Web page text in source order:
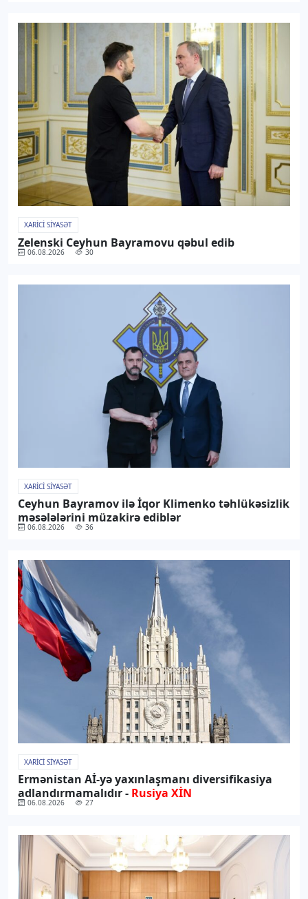
XARICI SIYASƏT
Zelenski Ceyhun Bayramovu qəbul edib
06.08.2026 30
XARICI SIYASƏT
Ceyhun Bayramov ilə İqor Klimenko təhlükəsizlik
məsələlərini müzakirə ediblər
06.08.2026 36
XARICI SIYASƏT
Ermənistan Aİ-yə yaxınlaşmanı diversifikasiya
adlandırmamalıdır - Rusiya XİN
06.08.2026 27